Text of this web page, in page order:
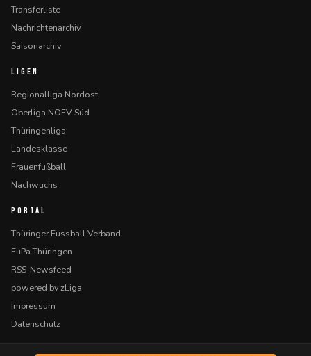
Transferliste
Nachrichtenarchiv
Saisonarchiv
LIGEN
Regionalliga Nordost
Oberliga NOFV Süd
Thüringenliga
Landesklasse
Frauenfußball
Nachwuchs
PORTAL
Thüringer Fussball Verband
FuPa Thüringen
RSS-Newsfeed
powered by zLiga
Impressum
Datenschutz